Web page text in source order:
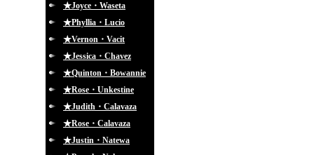
★Joyce・Waseta
★Phyllia・Lucio
★Vernon・Vacit
★Jessica・Chavez
★Quinton・Bowannie
★Rose・Unkestine
★Judith・Calavaza
★Rose・Calavaza
★Justin・Natewa